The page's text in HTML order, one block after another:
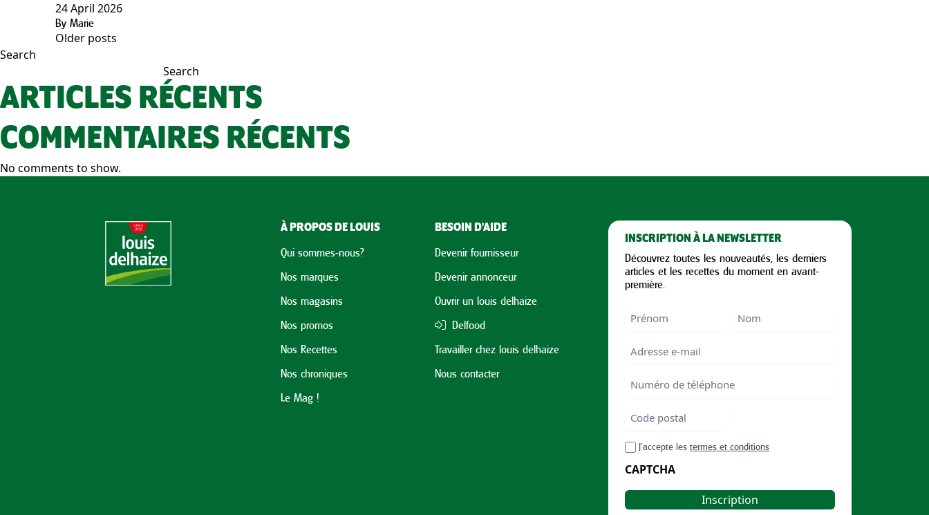
24 April 2026
By Marie
POSTS
NAVIGATION
Older posts
Search
Search
ARTICLES RÉCENTS
COMMENTAIRES RÉCENTS
No comments to show.
À PROPOS DE LOUIS
Qui sommes-nous?
Nos marques
Nos magasins
Nos promos
Nos Recettes
Nos chroniques
Le Mag !
BESOIN D'AIDE
Devenir fournisseur
Devenir annonceur
Ouvrir un louis delhaize
Delfood
Travailler chez louis delhaize
Nous contacter
INSCRIPTION À LA NEWSLETTER
Découvrez toutes les nouveautés, les derniers
articles et les recettes du moment en avant-
première.
Nom
Email
Numéro
téléphone
Code
postal
Code
postal
RGPDJ’accepte les termes et conditions
CAPTCHA